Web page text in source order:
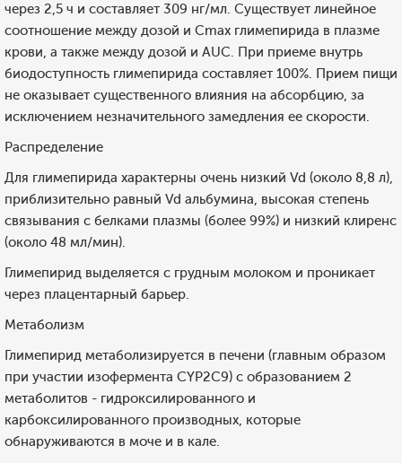
через 2,5 ч и составляет 309 нг/мл. Существует линейное
соотношение между дозой и Cmax глимепирида в плазме
крови, а также между дозой и AUC. При приеме внутрь
биодоступность глимепирида составляет 100%. Прием пищи
не оказывает существенного влияния на абсорбцию, за
исключением незначительного замедления ее скорости.
Распределение
Для глимепирида характерны очень низкий Vd (около 8,8 л),
приблизительно равный Vd альбумина, высокая степень
связывания с белками плазмы (более 99%) и низкий клиренс
(около 48 мл/мин).
Глимепирид выделяется с грудным молоком и проникает
через плацентарный барьер.
Метаболизм
Глимепирид метаболизируется в печени (главным образом
при участии изофермента CYP2C9) с образованием 2
метаболитов - гидроксилированного и
карбоксилированного производных, которые
обнаруживаются в моче и в кале.